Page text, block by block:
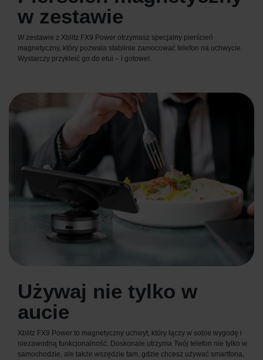
w zestawie
W zestawie z Xblitz FX9 Power otrzymasz specjalny pierścień
magnetyczny, który pozwala stabilnie zamocować telefon na uchwycie.
Wystarczy przykleić go do etui – i gotowe!.
Używaj nie tylko w
aucie
Xblitz FX9 Power to magnetyczny uchwyt, który łączy w sobie wygodę i
niezawodną funkcjonalność. Doskonale utrzyma Twój telefon nie tylko w
samochodzie, ale także wszędzie tam, gdzie chcesz używać smartfona,